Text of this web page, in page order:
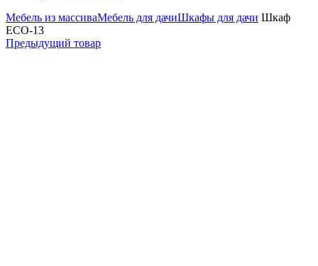
Мебель из массиваМебель для дачиШкафы для дачи Шкаф
ECO-13
Предыдущий товар